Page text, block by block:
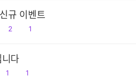
규 이벤트
공
2
댓1
다
공1
댓1